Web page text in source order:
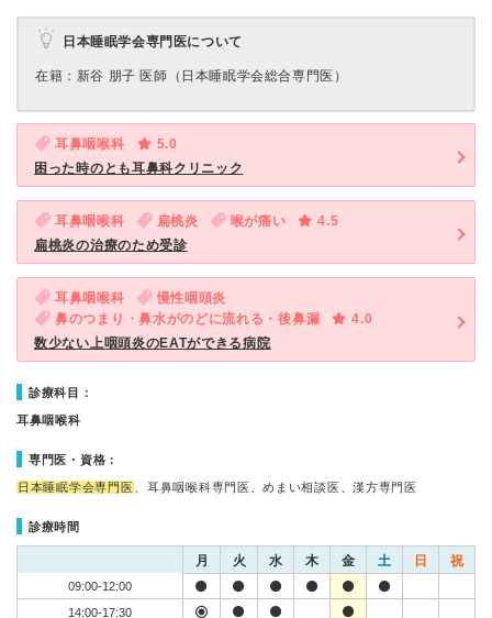
日本睡眠学会専門医について
在籍：新谷 朋子 医師（日本睡眠学会総合専門医）
耳鼻咽喉科
5.0
困った時のとも耳鼻科クリニック
耳鼻咽喉科 扁桃炎 喉が痛い
4.5
扁桃炎の治療のため受診
耳鼻咽喉科
慢性咽頭炎
鼻のつまり・鼻水がのどに流れる・後鼻漏
4.0
数少ない上咽頭炎のEATができる病院
診療科目：
耳鼻咽喉科
専門医・資格：
日本睡眠学会専門医 、耳鼻咽喉科専門医、めまい相談医、漢方専門医
診療時間
月 火 水 木 金 土 日 祝
09:00-12:00
14:00-17:30